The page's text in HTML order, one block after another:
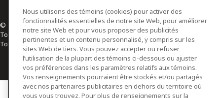
© 2026 Osler, Hoskin & Harcourt S.E.N.C.R.L./s.r.l.
Tous droits réservés
Toronto | Montréal | Calgary | Vancouver | Ottawa | New York
Nous utilisons des témoins (cookies) pour activer des
fonctionnalités essentielles de notre site Web, pour améliorer
notre site Web et pour vous proposer des publicités
pertinentes et un contenu personnalisé, y compris sur les
sites Web de tiers. Vous pouvez accepter ou refuser
l’utilisation de la plupart des témoins ci-dessous ou ajuster
vos préférences dans les paramètres relatifs aux témoins.
Vos renseignements pourraient être stockés et/ou partagés
avec nos partenaires publicitaires en dehors du territoire où
vous vous trouvez. Pour plus de renseignements sur la